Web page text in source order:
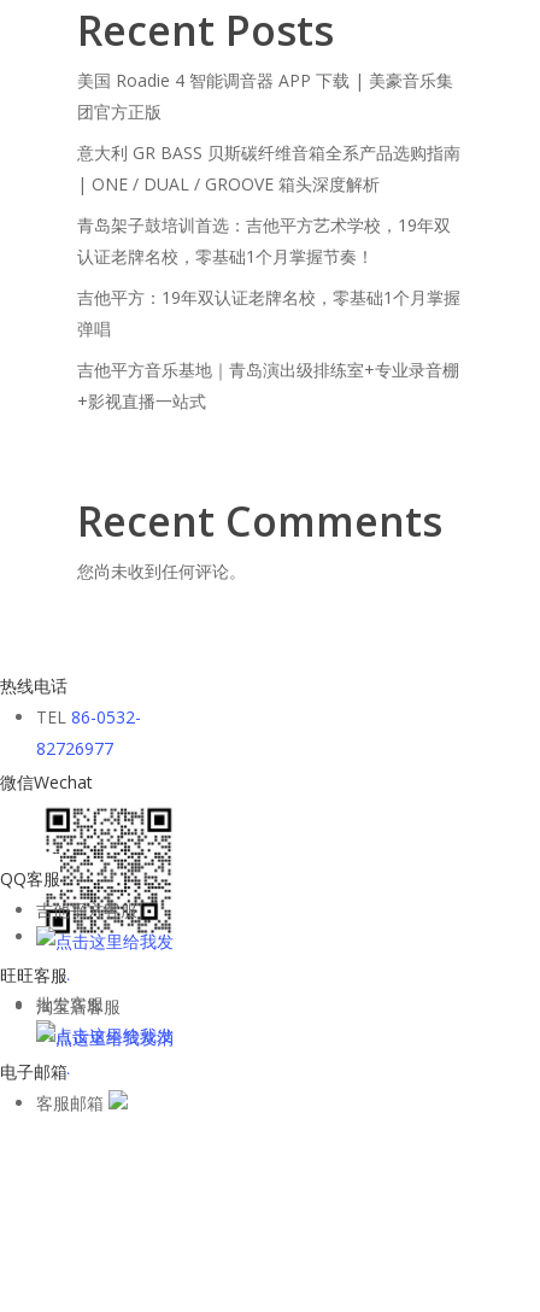
Recent Posts
美国 Roadie 4 智能调音器 APP 下载 | 美豪音乐集
团官方正版
意大利 GR BASS 贝斯碳纤维音箱全系产品选购指南
| ONE / DUAL / GROOVE 箱头深度解析
青岛架子鼓培训首选：吉他平方艺术学校，19年双
认证老牌名校，零基础1个月掌握节奏！
吉他平方：19年双认证老牌名校，零基础1个月掌握
弹唱
吉他平方音乐基地｜青岛演出级排练室+专业录音棚
+影视直播一站式
Recent Comments
您尚未收到任何评论。
热线电话
TEL 86-0532-
82726977
微信Wechat
QQ客服
吉他平方客服
批发客服
旺旺客服
淘宝店客服
电子邮箱
客服邮箱